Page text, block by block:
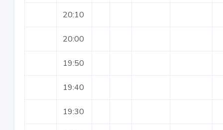
20:10
20:00
19:50
19:40
19:30